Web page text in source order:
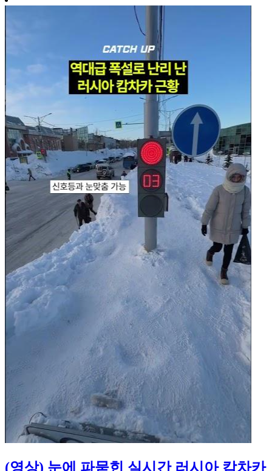
(영상) 눈에 파묻힌 실시간 러시아 캄차카